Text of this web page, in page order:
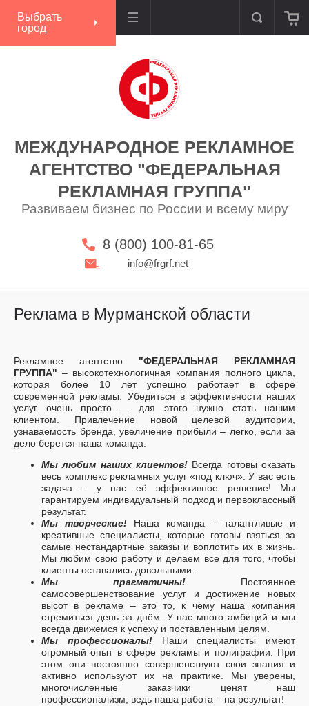
Выбрать
город
МЕЖДУНАРОДНОЕ РЕКЛАМНОЕ
АГЕНТСТВО "ФЕДЕРАЛЬНАЯ
РЕКЛАМНАЯ ГРУППА"
Развиваем бизнес по России и всему миру
8 (800) 100-81-65
info@frgrf.net
Реклама в Мурманской области
Рекламное агентство "ФЕДЕРАЛЬНАЯ РЕКЛАМНАЯ
ГРУППА" – высокотехнологичная компания полного цикла,
которая более 10 лет успешно работает в сфере
современной рекламы. Убедиться в эффективности наших
услуг очень просто — для этого нужно стать нашим
клиентом. Привлечение новой целевой аудитории,
узнаваемость бренда, увеличение прибыли – легко, если за
дело берется наша команда.
Мы любим наших клиентов! Всегда готовы оказать
весь комплекс рекламных услуг «под ключ». У вас есть
задача – у нас её эффективное решение! Мы
гарантируем индивидуальный подход и первоклассный
результат.
Мы творческие! Наша команда – талантливые и
креативные специалисты, которые готовы взяться за
самые нестандартные заказы и воплотить их в жизнь.
Мы любим свою работу и делаем все для того, чтобы
клиенты оставались довольными.
Мы прагматичны! Постоянное
самосовершенствование услуг и достижение новых
высот в рекламе – это то, к чему наша компания
стремиться день за днём. У нас много амбиций и мы
всегда движемся к успеху и поставленным целям.
Мы профессионалы! Наши специалисты имеют
огромный опыт в сфере рекламы и полиграфии. При
этом они постоянно совершенствуют свои знания и
активно используют их на практике. Мы уверены,
многочисленные заказчики ценят наш
профессионализм, ведь наша работа – на результат!